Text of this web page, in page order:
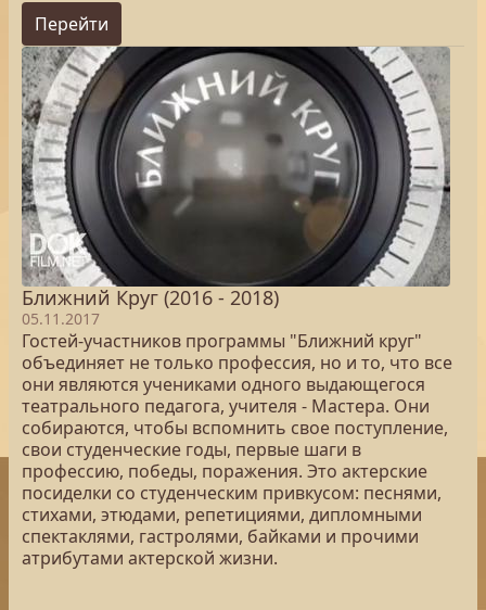
Перейти
Ближний Круг (2016 - 2018)
05.11.2017
Гостей-участников программы "Ближний круг"
объединяет не только профессия, но и то, что все
они являются учениками одного выдающегося
театрального педагога, учителя - Мастера. Они
собираются, чтобы вспомнить свое поступление,
свои студенческие годы, первые шаги в
профессию, победы, поражения. Это актерские
посиделки со студенческим привкусом: песнями,
стихами, этюдами, репетициями, дипломными
спектаклями, гастролями, байками и прочими
атрибутами актерской жизни.